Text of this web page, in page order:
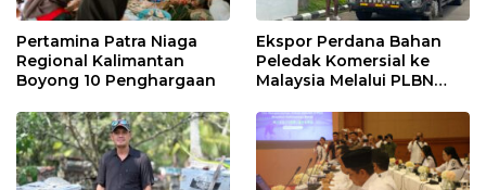
Pertamina Patra Niaga
Regional Kalimantan
Boyong 10 Penghargaan
Ekspor Perdana Bahan
Peledak Komersial ke
Malaysia Melalui PLBN